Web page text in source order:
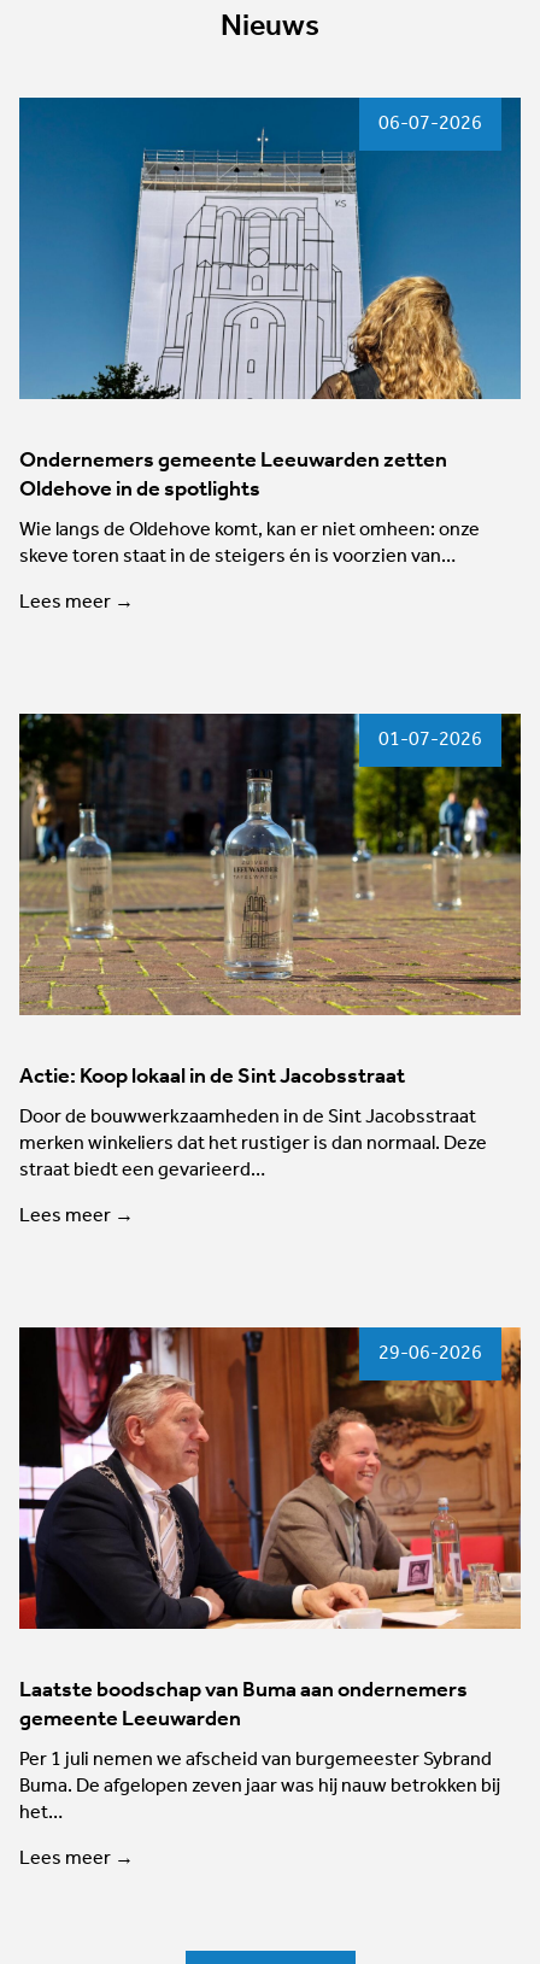
Nieuws
06-07-2026
Ondernemers gemeente Leeuwarden zetten
Oldehove in de spotlights
Wie langs de Oldehove komt, kan er niet omheen: onze
skeve toren staat in de steigers én is voorzien van…
Lees meer →
01-07-2026
Actie: Koop lokaal in de Sint Jacobsstraat
Door de bouwwerkzaamheden in de Sint Jacobsstraat
merken winkeliers dat het rustiger is dan normaal. Deze
straat biedt een gevarieerd…
Lees meer →
29-06-2026
Laatste boodschap van Buma aan ondernemers
gemeente Leeuwarden
Per 1 juli nemen we afscheid van burgemeester Sybrand
Buma. De afgelopen zeven jaar was hij nauw betrokken bij
het…
Lees meer →